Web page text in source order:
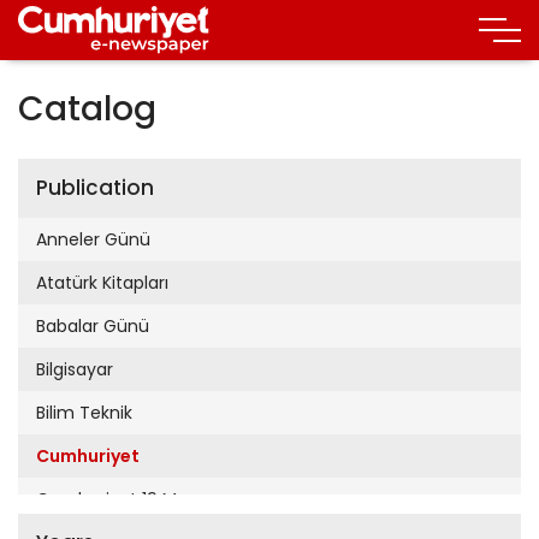
Catalog
Publication
Anneler Günü
Atatürk Kitapları
Babalar Günü
Bilgisayar
Bilim Teknik
Cumhuriyet
Cumhuriyet 19 Mayıs